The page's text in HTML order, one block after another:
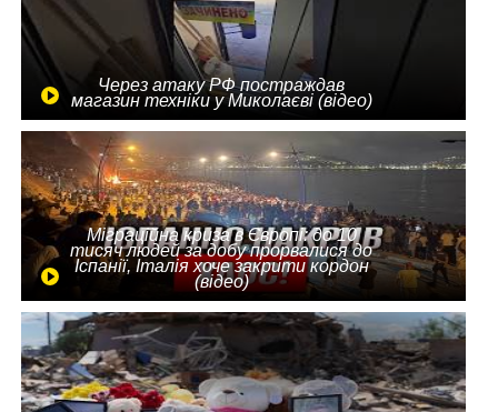
Через атаку РФ постраждав
магазин техніки у Миколаєві (відео)
Міграційна криза в Європі: до 10
тисяч людей за добу прорвалися до
Іспанії, Італія хоче закрити кордон
(відео)